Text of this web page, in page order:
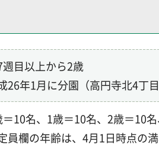
週目以上から2歳
26年1月に分園（高円寺北4丁
＝10名、1歳＝10名、2歳＝10
定員欄の年齢は、4月1日時点の